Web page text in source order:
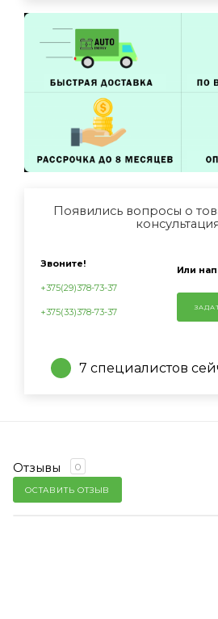
Появились вопросы о
Звоните!
+375(29)378-73-37
+375(33)378-73-37
Или
7 специалистов
Отзывы 0
ОСТАВИТЬ ОТЗЫВ